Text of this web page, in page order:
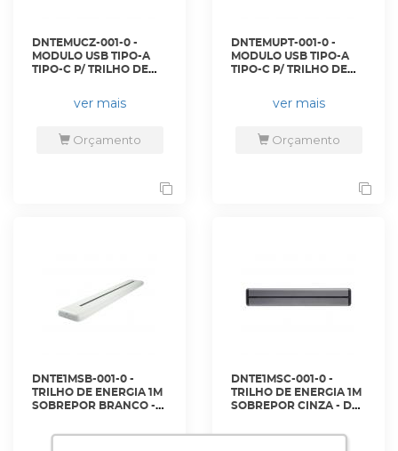
DNTEMUCZ-001-0 -
MODULO USB TIPO-A
TIPO-C P/ TRILHO DE
TEMUSB-CZ - D-NET
ver mais
Orçamento
DNTEMUPT-001-0 -
MODULO USB TIPO-A
TIPO-C P/ TRILHO DE
TEMUSB-PT - D-NET
ver mais
Orçamento
DNTE1MSB-001-0 -
TRILHO DE ENERGIA 1M
SOBREPOR BRANCO -
ver mais
DNTE1MSC-001-0 -
TRILHO DE ENERGIA 1M
SOBREPOR CINZA - DN-
ver mais